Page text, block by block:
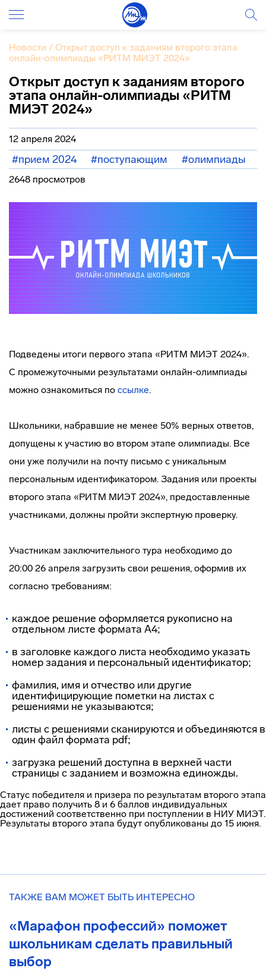
Новости / Открыт доступ к заданиям второго этапа
онлайн-олимпиады «РИТМ МИЭТ 2024»
Открыт доступ к заданиям второго
этапа онлайн-олимпиады «РИТМ
МИЭТ 2024»
12 апреля 2024
#прием 2024 #поступающим #олимпиады
2648 просмотров
Подведены итоги первого этапа «РИТМ МИЭТ 2024».
С промежуточными результатами онлайн-олимпиады
можно ознакомиться по ссылке.
Школьники, набравшие не менее 50% верных ответов,
допущены к участию во втором этапе олимпиады. Все
они уже получили на почту письмо с уникальным
персональным идентификатором. Задания или проекты
второго этапа «РИТМ МИЭТ 2024», предоставленные
участниками, должны пройти экспертную проверку.
Участникам заключительного тура необходимо до
20:00 26 апреля загрузить свои решения, оформив их
согласно требованиям:
каждое решение оформляется рукописно на
отдельном листе формата А4;
в заголовке каждого листа необходимо указать
номер задания и персональный идентификатор;
фамилия, имя и отчество или другие
идентифицирующие пометки на листах с
решениями не указываются;
листы с решениями сканируются и объединяются в
один файл формата pdf;
загрузка решений доступна в верхней части
страницы с заданием и возможна единожды.
Статус победителя и призера по результатам второго этапа
дает право получить 8 и 6 баллов индивидуальных
достижений соответственно при поступлении в НИУ МИЭТ.
Результаты второго этапа будут опубликованы до 15 июня.
ТАКЖЕ ВАМ МОЖЕТ БЫТЬ ИНТЕРЕСНО
«Марафон профессий» поможет
школьникам сделать правильный
выбор